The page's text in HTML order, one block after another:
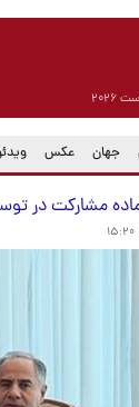
جهان عکس
مشارکت در